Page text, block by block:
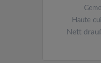
Haute
Nett